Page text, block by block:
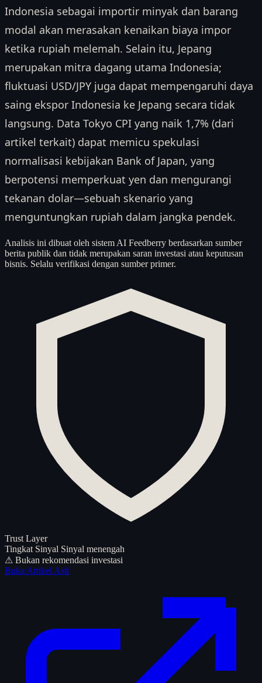
Indonesia sebagai importir minyak dan barang
modal akan merasakan kenaikan biaya impor
ketika rupiah melemah. Selain itu, Jepang
merupakan mitra dagang utama Indonesia;
fluktuasi USD/JPY juga dapat mempengaruhi daya
saing ekspor Indonesia ke Jepang secara tidak
langsung. Data Tokyo CPI yang naik 1,7% (dari
artikel terkait) dapat memicu spekulasi
normalisasi kebijakan Bank of Japan, yang
berpotensi memperkuat yen dan mengurangi
tekanan dolar—sebuah skenario yang
menguntungkan rupiah dalam jangka pendek.
Analisis ini dibuat oleh sistem AI Feedberry berdasarkan sumber
berita publik dan tidak merupakan saran investasi atau keputusan
bisnis. Selalu verifikasi dengan sumber primer.
Trust Layer
Tingkat Sinyal Sinyal menengah
⚠ Bukan rekomendasi investasi
Buka Artikel Asli